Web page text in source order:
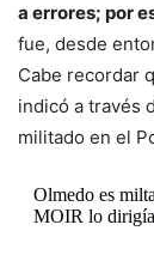
a errores; por
fue, desde
Cabe recordar
indicó a través
militado en el
Olmedo es
MOIR lo